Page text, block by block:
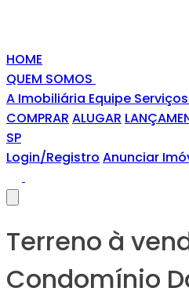
HOME
QUEM SOMOS
A Imobiliária Equipe Serviços
COMPRAR ALUGAR
SP
Login/Registro Anunciar
Terreno à
Condomínio